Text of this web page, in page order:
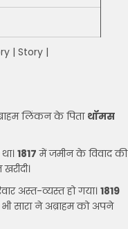
| Story |
लिंकन के पिताथॉमस
था। 1817 में जमीन के विवाद की
अस्त-व्यस्त हो गया। 1819
सारा ने अब्राहम को अपने